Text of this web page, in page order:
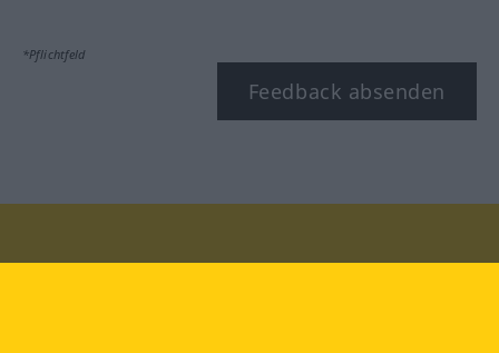
*Pflichtfeld
Feedback absenden
Besuchen Sie uns auf: